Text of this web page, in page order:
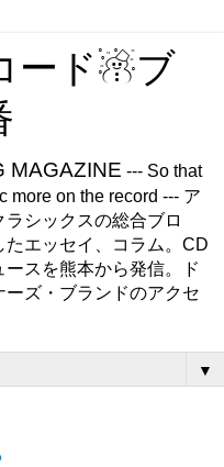
ード☃ブ
MAGAZINE --- So that
more on the record --- ア
シックスの総合ブロ
エッセイ、コラム。CD
スを熊本から発信。ド
ズ・ブランドのアクセ
▼